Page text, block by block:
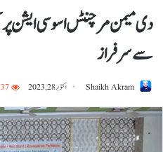
دی میمن مرچنٹس اسو سی ایشن
سے سرفراز
Shaikh Akram اکتوبر 28, 2023